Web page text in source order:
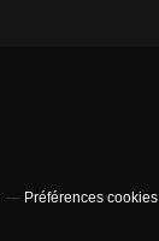
Préférences cookies